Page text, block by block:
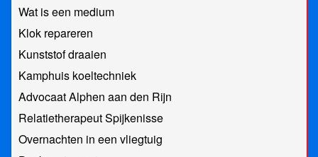
Wat is een medium
Klok repareren
Kunststof draaien
Kamphuis koeltechniek
Advocaat Alphen aan den Rijn
Relatietherapeut Spijkenisse
Overnachten in een vliegtuig